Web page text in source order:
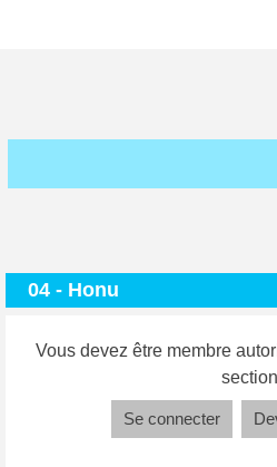
04 - Honu
Vous devez être membre
section
Se connecter